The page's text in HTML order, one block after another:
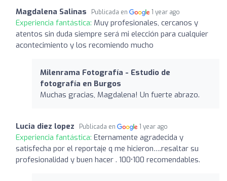
Magdalena Salinas Publicada en 1 year ago
Experiencia fantástica: Muy profesionales, cercanos y
atentos sin duda siempre será mi elección para cualquier
acontecimiento y los recomiendo mucho
Milenrama Fotografía - Estudio de
fotografía en Burgos
Muchas gracias, Magdalena! Un fuerte abrazo.
Lucia diez lopez Publicada en 1 year ago
Experiencia fantástica: Eternamente agradecida y
satisfecha por el reportaje q me hicieron….resaltar su
profesionalidad y buen hacer . 100•100 recomendables.